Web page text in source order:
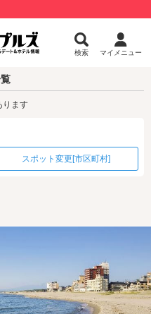
検索 マイメニュー
ります
スポット変更[市区町村]